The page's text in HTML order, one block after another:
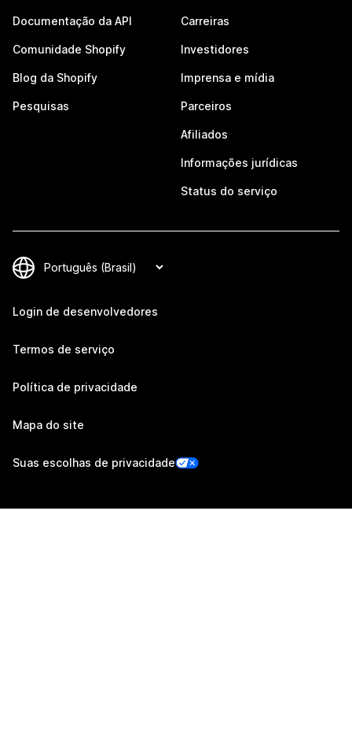
Documentação da API
Comunidade Shopify
Blog da Shopify
Pesquisas
Carreiras
Investidores
Imprensa e mídia
Parceiros
Afiliados
Informações jurídicas
Status do serviço
Login de desenvolvedores
Termos de serviço
Política de privacidade
Mapa do site
Suas escolhas de privacidade